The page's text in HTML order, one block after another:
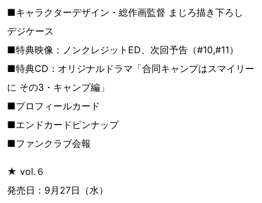
■キャラクターデザイン・総作画監督 まじろ描き下ろし
デジケース
■特典映像：ノンクレジットED、次回予告（#10,#11）
■特典CD：オリジナルドラマ「合同キャンプはスマイリー
に その3・キャンプ編」
■プロフィールカード
■エンドカードピンナップ
■ファンクラブ会報
★ vol.６
発売日：9月27日（水）